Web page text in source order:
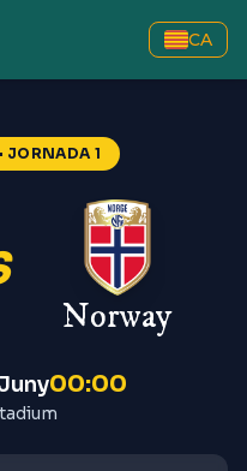
CA
FIFA World
• JORNADA 1
Norway
00:00